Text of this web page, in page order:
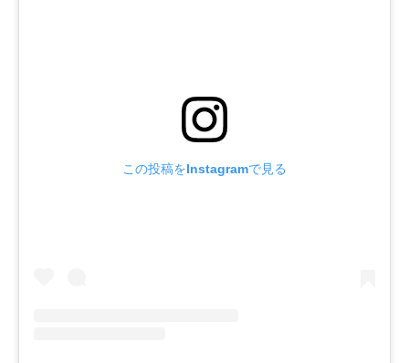
この投稿をInstagramで見る